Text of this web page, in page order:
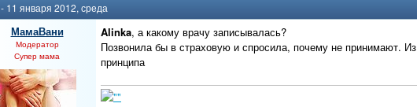
- 11 января 2012, среда
МамаВани
Модератор
Супер мама
Alinka, а какому врачу записывалась?
Позвонила бы в страховую и спросила, почему не принимают. Из
принципа